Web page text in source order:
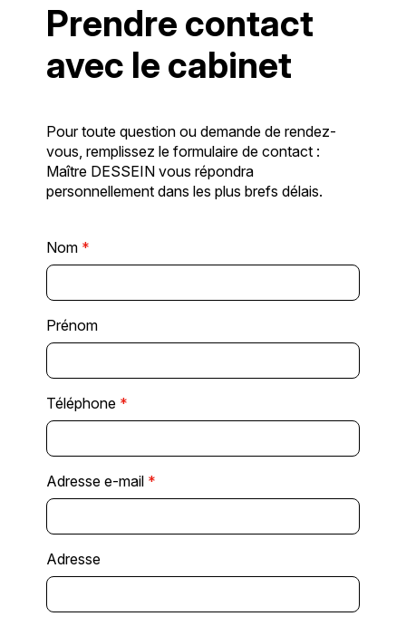
Prendre contact
avec le cabinet
Pour toute question ou demande de rendez-
vous, remplissez le formulaire de contact :
Maître DESSEIN vous répondra
personnellement dans les plus brefs délais.
Nom *
Prénom
Téléphone *
Adresse e-mail *
Adresse